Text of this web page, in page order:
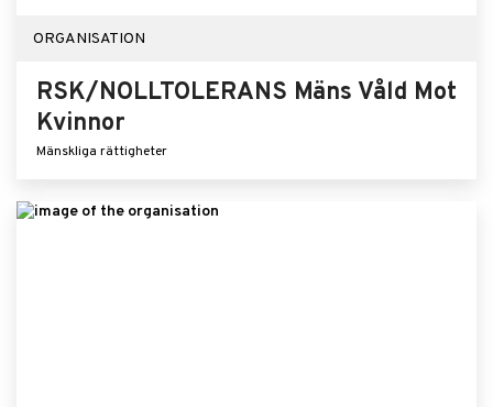
ORGANISATION
RSK/NOLLTOLERANS Mäns Våld Mot
Kvinnor
Mänskliga rättigheter